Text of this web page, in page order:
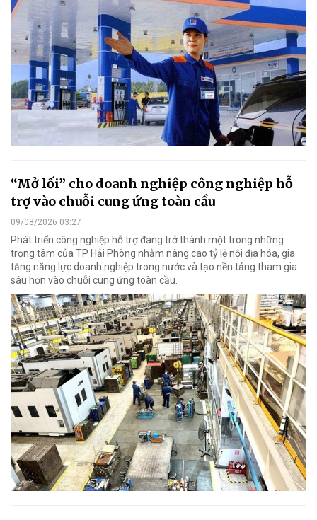
“Mở lối” cho doanh nghiệp công nghiệp hỗ
trợ vào chuỗi cung ứng toàn cầu
09/08/2026 03:27
Phát triển công nghiệp hỗ trợ đang trở thành một trong những
trọng tâm của TP Hải Phòng nhằm nâng cao tỷ lệ nội địa hóa, gia
tăng năng lực doanh nghiệp trong nước và tạo nền tảng tham gia
sâu hơn vào chuỗi cung ứng toàn cầu.